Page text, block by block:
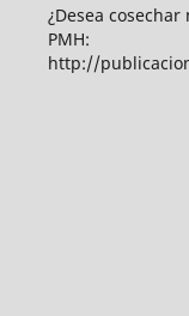
¿Desea
PMH:
http://